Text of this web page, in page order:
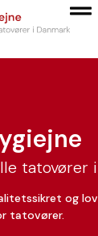
tatovører
og
tatovører.